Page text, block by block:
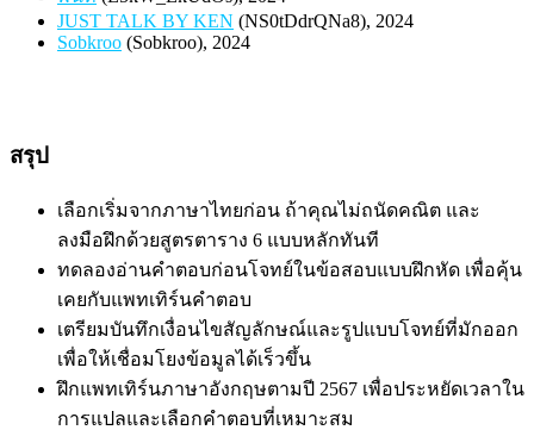
JUST TALK BY KEN (NS0tDdrQNa8), 2024
Sobkroo (Sobkroo), 2024
สรุป
เลือกเริ่มจากภาษาไทยก่อน ถ้าคุณไม่ถนัดคณิต และ
ลงมือฝึกด้วยสูตรตาราง 6 แบบหลักทันที
ทดลองอ่านคำตอบก่อนโจทย์ในข้อสอบแบบฝึกหัด เพื่อคุ้น
เคยกับแพทเทิร์นคำตอบ
เตรียมบันทึกเงื่อนไขสัญลักษณ์และรูปแบบโจทย์ที่มักออก
เพื่อให้เชื่อมโยงข้อมูลได้เร็วขึ้น
ฝึกแพทเทิร์นภาษาอังกฤษตามปี 2567 เพื่อประหยัดเวลาใน
การแปลและเลือกคำตอบที่เหมาะสม